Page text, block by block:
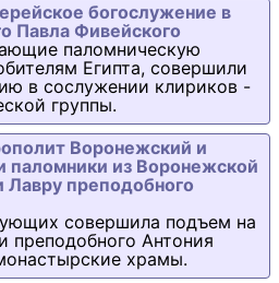
богослужение в
Павла Фивейского
паломническую
Египта, совершили
в сослужении клириков -
группы.
Воронежский и
паломники из Воронежской
преподобного
совершила подъем на
преподобного Антония
храмы.